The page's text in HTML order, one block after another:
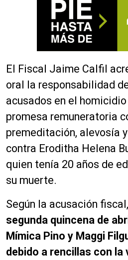
El Fiscal Jaime Calfil
oral la responsabilidad
acusados en el
promesa remuneratoria
premeditación, alevosía
contra Eroditha Helena
quien tenía 20 años de
su muerte.
Según la acusación fiscal,
segunda quincena de
Mímica Pino y Maggi
debido a rencillas con la